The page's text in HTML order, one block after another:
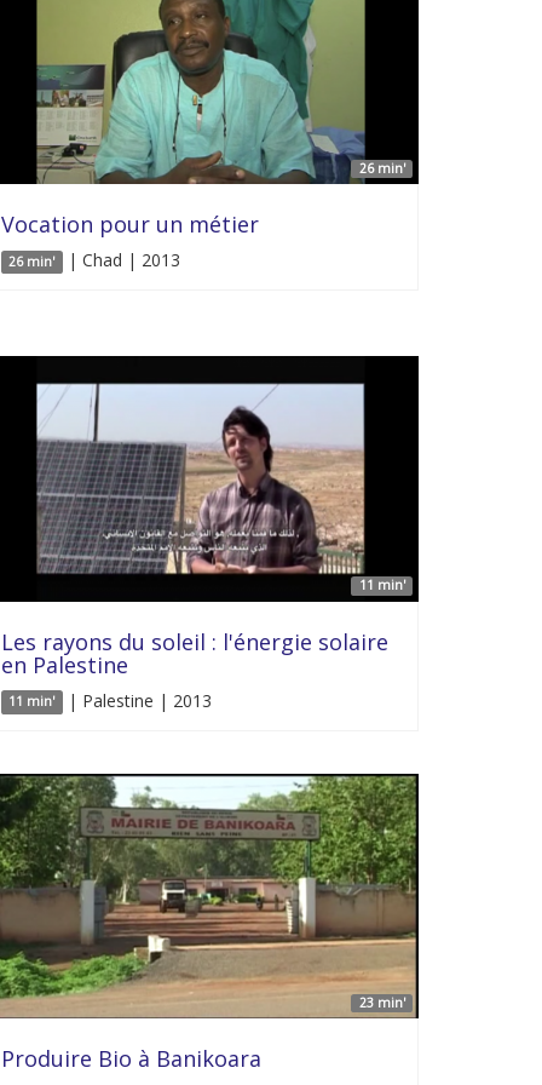
26 min'
Vocation pour un métier
26 min' | Chad | 2013
11 min'
Les rayons du soleil : l'énergie solaire
en Palestine
11 min' | Palestine | 2013
23 min'
Produire Bio à Banikoara